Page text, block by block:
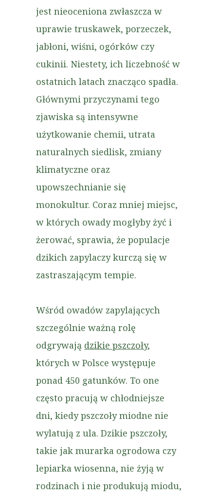
jest nieoceniona zwłaszcza w
uprawie truskawek, porzeczek,
jabłoni, wiśni, ogórków czy
cukinii. Niestety, ich liczebność w
ostatnich latach znacząco spadła.
Głównymi przyczynami tego
zjawiska są intensywne
użytkowanie chemii, utrata
naturalnych siedlisk, zmiany
klimatyczne oraz
upowszechnianie się
monokultur. Coraz mniej miejsc,
w których owady mogłyby żyć i
żerować, sprawia, że populacje
dzikich zapylaczy kurczą się w
zastraszającym tempie.
Wśród owadów zapylających
szczególnie ważną rolę
odgrywają dzikie pszczoły,
których w Polsce występuje
ponad 450 gatunków. To one
często pracują w chłodniejsze
dni, kiedy pszczoły miodne nie
wylatują z ula. Dzikie pszczoły,
takie jak murarka ogrodowa czy
lepiarka wiosenna, nie żyją w
rodzinach i nie produkują miodu,